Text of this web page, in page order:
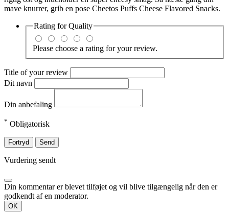
mave knurrer, grib en pose Cheetos Puffs Cheese Flavored Snacks.
Rating forQuality
Please choose a rating for your review.
Title of your review
Dit navn
Din anbefaling
* Obligatorisk
Fortryd Send
Vurdering sendt
Din kommentar er blevet tilføjet og vil blive tilgængelig når den er
godkendt af en moderator.
OK